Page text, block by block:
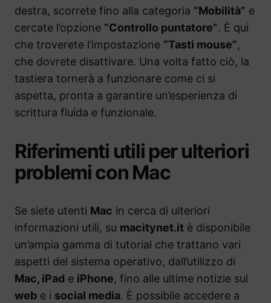
destra, scorrete fino alla categoria “Mobilità” e
cercate l’opzione “Controllo puntatore”. È qui
che troverete l’impostazione “Tasti mouse”,
che dovrete disattivare. Una volta fatto ciò, la
tastiera tornerà a funzionare come ci si
aspetta, pronta a garantire un’esperienza di
scrittura fluida e funzionale.
Riferimenti utili per ulteriori
problemi con Mac
Se siete utenti Mac in cerca di ulteriori
informazioni utili, su macitynet.it è disponibile
un’ampia gamma di tutorial che trattano vari
aspetti del sistema operativo, dall’utilizzo di
Mac, iPad e iPhone, fino alle ultime notizie sul
web e i social media. È possibile accedere a